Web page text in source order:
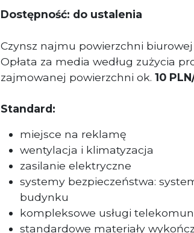
Dostępność: do ustalenia
Czynsz najmu powierzchni biurowej
Opłata za media według zużycia
zajmowanej powierzchni ok. 10
Standard:
miejsce na reklamę
wentylacja i klimatyzacja
zasilanie elektryczne
systemy bezpieczeństwa:
budynku
kompleksowe usługi
standardowe materiały